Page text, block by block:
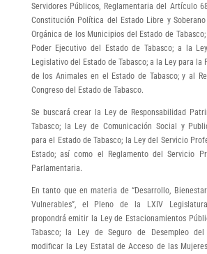
Servidores Públicos, Reglamentaria del Artículo
Constitución Política del Estado Libre y
Orgánica de los Municipios del Estado de
Poder Ejecutivo del Estado de Tabasco; a la
Legislativo del Estado de Tabasco; a la Ley para la
de los Animales en el Estado de Tabasco; y al
Congreso del Estado de Tabasco.
Se buscará crear la Ley de Responsabilidad
Tabasco; la Ley de Comunicación Social y
para el Estado de Tabasco; la Ley del Servicio
Estado; así como el Reglamento del Servicio
Parlamentaria.
En tanto que en materia de “Desarrollo,
Vulnerables”, el Pleno de la LXIV
propondrá emitir la Ley de Estacionamientos
Tabasco; la Ley de Seguro de Desempleo del
modificar la Ley Estatal de Acceso de las